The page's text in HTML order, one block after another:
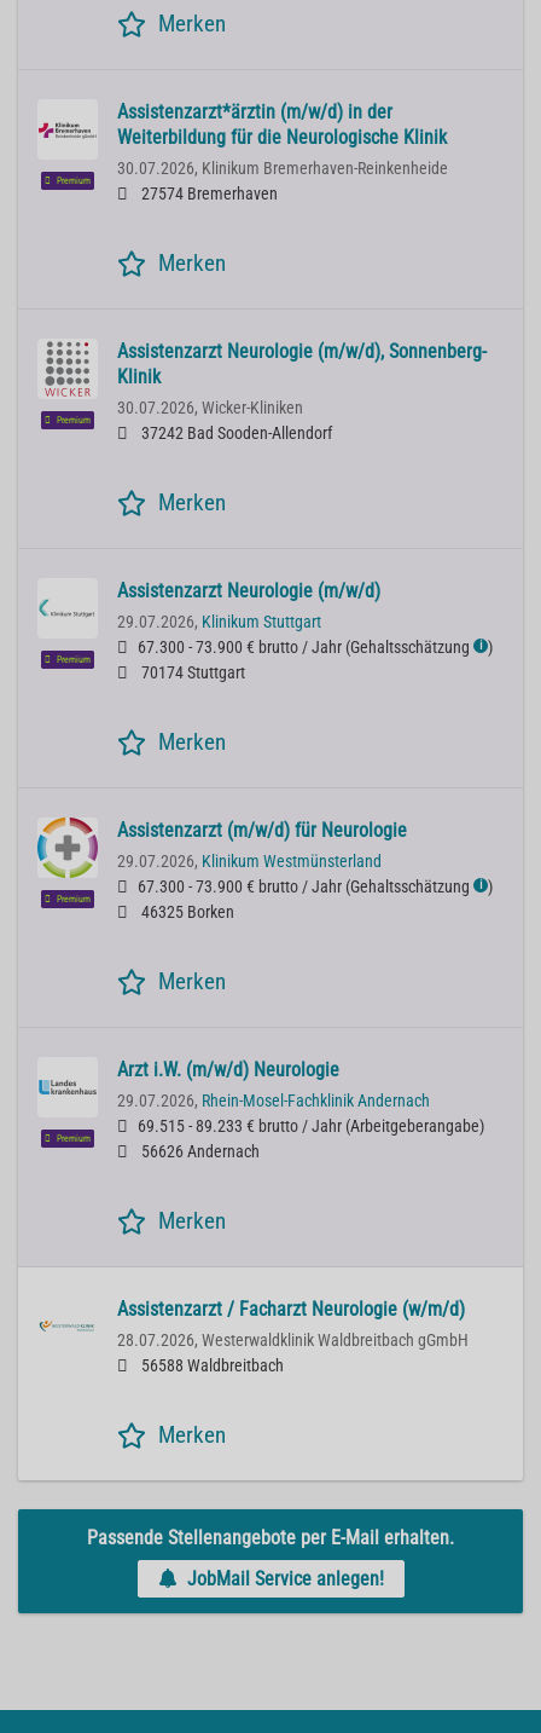
Merken
Premium
Assistenzarzt*ärztin (m/w/d) in der
Weiterbildung für die Neurologische Klinik
30.07.2026, Klinikum Bremerhaven-Reinkenheide
27574 Bremerhaven
Merken
Premium
Assistenzarzt Neurologie (m/w/d), Sonnenberg-
Klinik
30.07.2026, Wicker-Kliniken
37242 Bad Sooden-Allendorf
Merken
Premium
Assistenzarzt Neurologie (m/w/d)
29.07.2026, Klinikum Stuttgart
67.300 - 73.900 € brutto / Jahr (Gehaltsschätzung ℹ )
70174 Stuttgart
Merken
Premium
Assistenzarzt (m/w/d) für Neurologie
29.07.2026, Klinikum Westmünsterland
67.300 - 73.900 € brutto / Jahr (Gehaltsschätzung ℹ )
46325 Borken
Merken
Premium
Arzt i.W. (m/w/d) Neurologie
29.07.2026, Rhein-Mosel-Fachklinik Andernach
69.515 - 89.233 € brutto / Jahr (Arbeitgeberangabe)
56626 Andernach
Merken
Assistenzarzt / Facharzt Neurologie (w/m/d)
28.07.2026, Westerwaldklinik Waldbreitbach gGmbH
56588 Waldbreitbach
Merken
Passende Stellenangebote per E-Mail erhalten.
JobMail Service anlegen!